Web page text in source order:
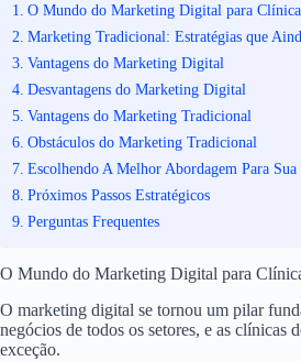
O Mundo do Marketing Digital para
Marketing Tradicional: Estratégias que
Vantagens do Marketing Digital
Desvantagens do Marketing Digital
Vantagens do Marketing Tradicional
Obstáculos do Marketing Tradicional
Escolhendo A Melhor Abordagem Para
Próximos Passos Estratégicos
Perguntas Frequentes
O Mundo do Marketing Digital para
O marketing digital se tornou um pilar
negócios de todos os setores, e as clínicas
exceção.